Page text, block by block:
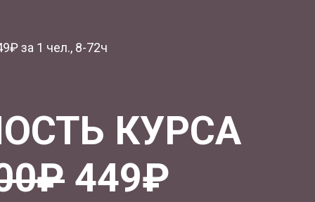
за 1 чел., 8-72ч
КУРСА
449₽